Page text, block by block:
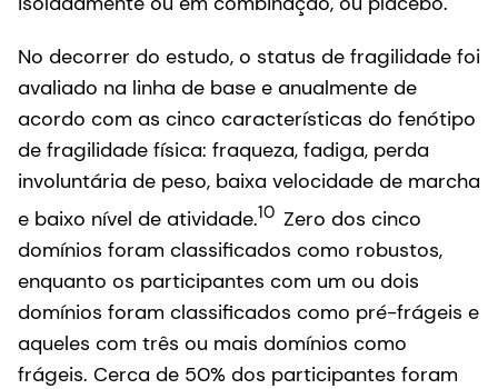
No decorrer do estudo, o status de fragilidade foi
avaliado na linha de base e anualmente de
acordo com as cinco características do fenótipo
de fragilidade física: fraqueza, fadiga, perda
involuntária de peso, baixa velocidade de marcha
e baixo nível de atividade.10 Zero dos cinco
domínios foram classificados como robustos,
enquanto os participantes com um ou dois
domínios foram classificados como pré-frágeis e
aqueles com três ou mais domínios como
frágeis. Cerca de 50% dos participantes foram